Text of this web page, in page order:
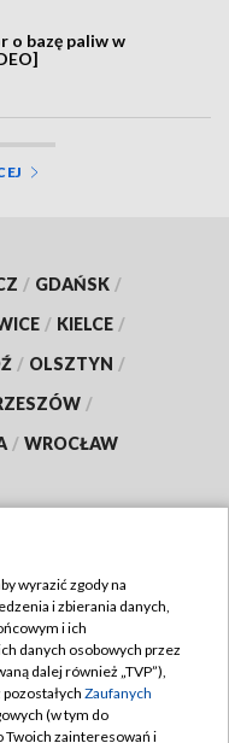
o bazę paliw w
/ GDAŃSK /
/ KIELCE /
/ OLSZTYN /
/
/ WROCŁAW
wyrazić zgody na
i zbierania danych,
i ich
danych osobowych przez
dalej również „TVP”),
pozostałych Zaufanych
(w tym do
Twoich zainteresowań i